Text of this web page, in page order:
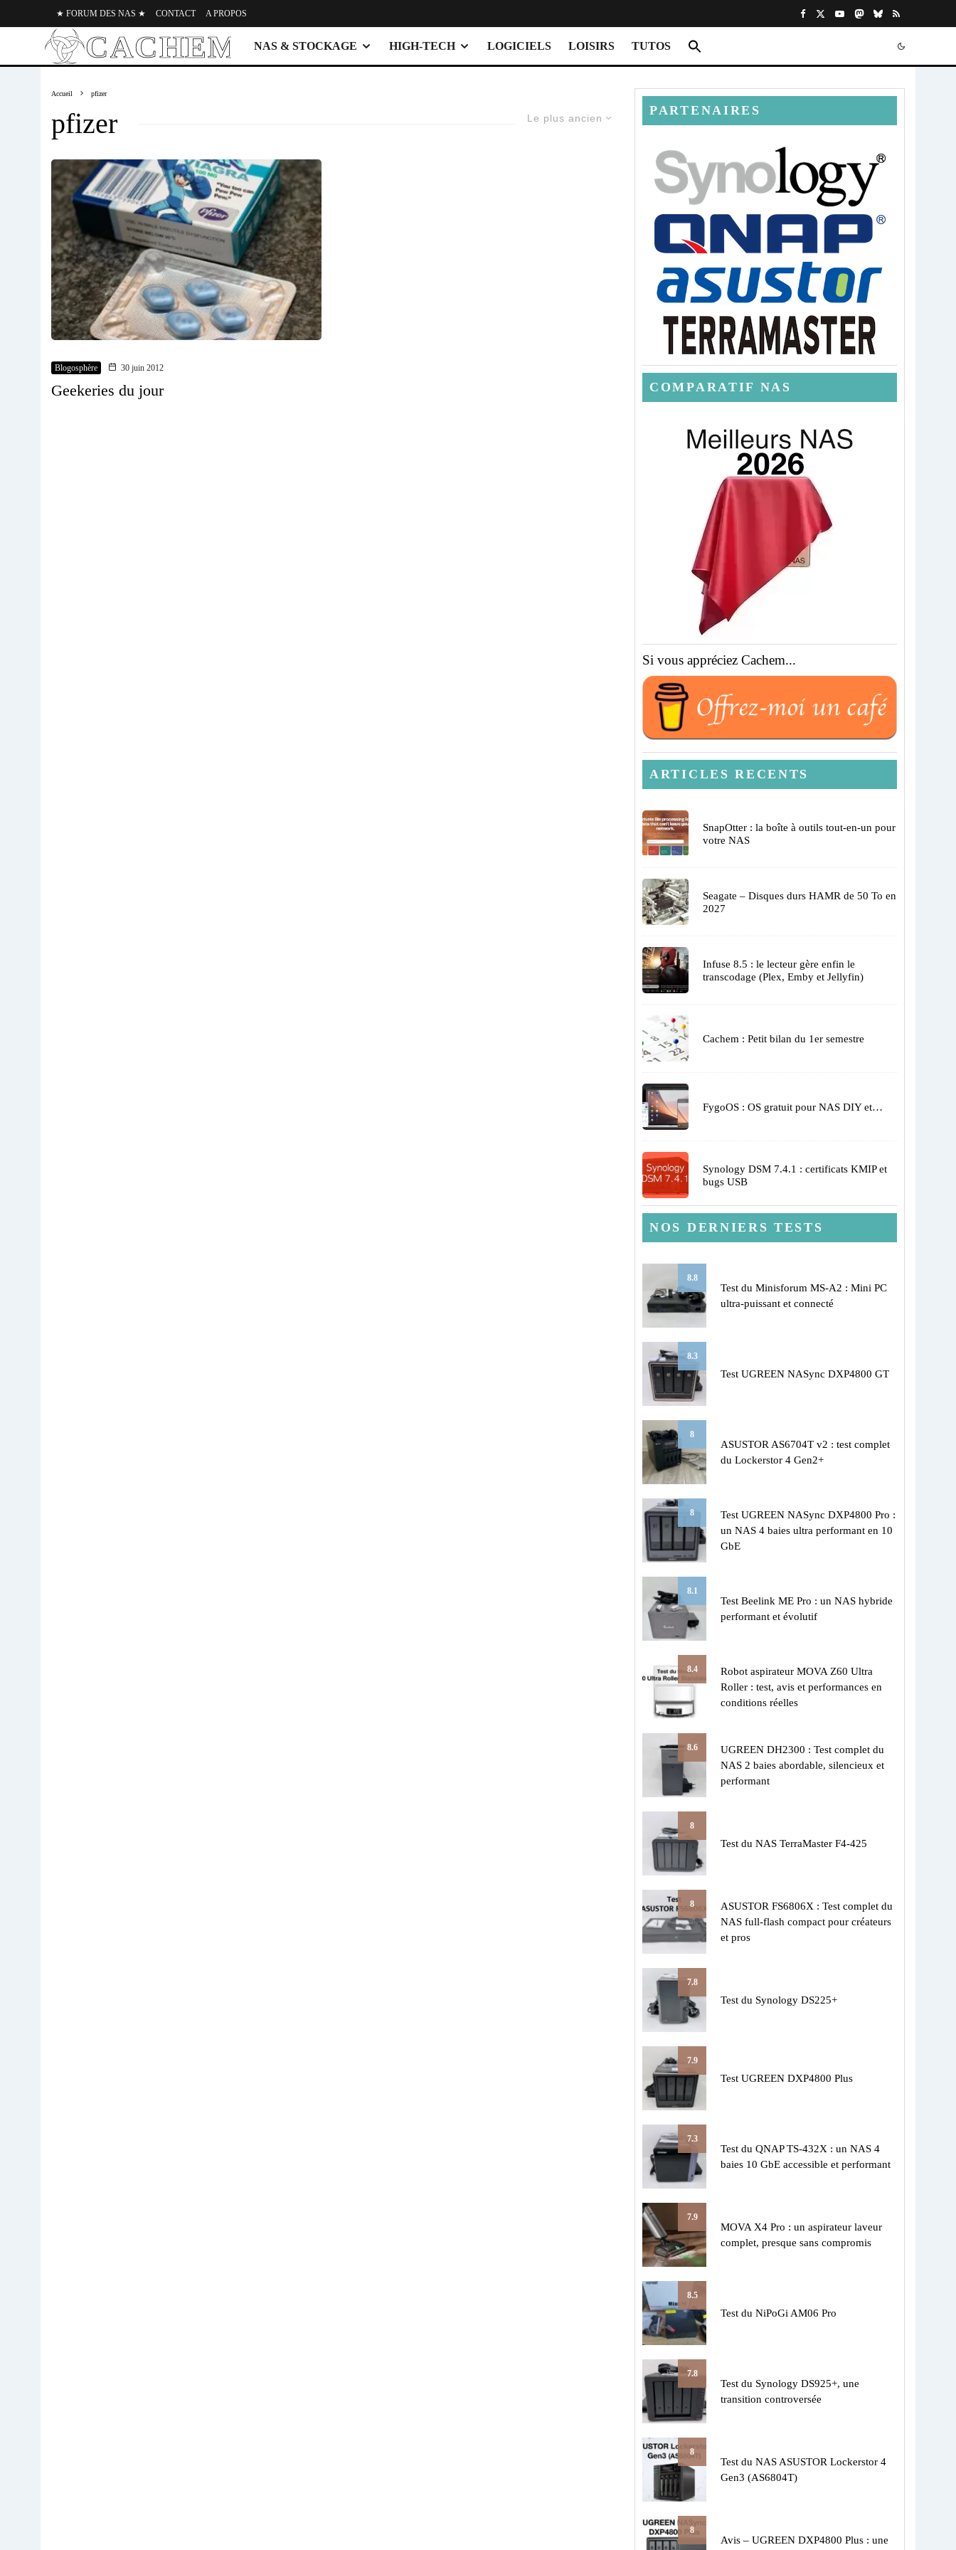
★ FORUM DES NAS ★ CONTACT A PROPOS
NAS & STOCKAGE HIGH-TECH LOGICIELS LOISIRS TUTOS
Accueil pfizer
Le plus ancien
pfizer
Blogosphère 30 juin 2012
Geekeries du jour
PARTENAIRES
COMPARATIF NAS
Si vous appréciez Cachem...
ARTICLES RECENTS
SnapOtter : la boîte à outils tout-en-un pour
votre NAS
Seagate – Disques durs HAMR de 50 To en
2027
Infuse 8.5 : le lecteur gère enfin le
transcodage (Plex, Emby et Jellyfin)
Cachem : Petit bilan du 1er semestre
FygoOS : OS gratuit pour NAS DIY et…
Synology DSM 7.4.1 : certificats KMIP et
bugs USB
NOS DERNIERS TESTS
8.8
Test du Minisforum MS-A2 : Mini PC
ultra-puissant et connecté
8.3
Test UGREEN NASync DXP4800 GT
8
ASUSTOR AS6704T v2 : test complet
du Lockerstor 4 Gen2+
8
Test UGREEN NASync DXP4800 Pro :
un NAS 4 baies ultra performant en 10
GbE
8.1
Test Beelink ME Pro : un NAS hybride
performant et évolutif
8.4
Robot aspirateur MOVA Z60 Ultra
Roller : test, avis et performances en
conditions réelles
8.6
UGREEN DH2300 : Test complet du
NAS 2 baies abordable, silencieux et
performant
8
Test du NAS TerraMaster F4-425
8
ASUSTOR FS6806X : Test complet du
NAS full-flash compact pour créateurs
et pros
7.8
Test du Synology DS225+
7.9
Test UGREEN DXP4800 Plus
7.3
Test du QNAP TS-432X : un NAS 4
baies 10 GbE accessible et performant
7.9
MOVA X4 Pro : un aspirateur laveur
complet, presque sans compromis
8.5
Test du NiPoGi AM06 Pro
7.8
Test du Synology DS925+, une
transition controversée
8
Test du NAS ASUSTOR Lockerstor 4
Gen3 (AS6804T)
8
Avis – UGREEN DXP4800 Plus : une